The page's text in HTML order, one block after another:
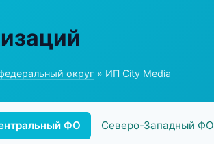
округ » ИП City Media
ФО Северо-Западный ФО